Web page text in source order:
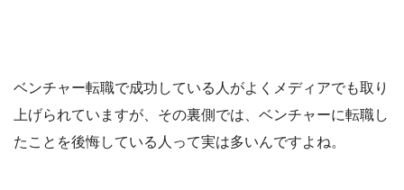
ベンチャー転職で成功している人がよくメディアでも取り
上げられていますが、その裏側では、ベンチャーに転職し
たことを後悔している人って実は多いんですよね。